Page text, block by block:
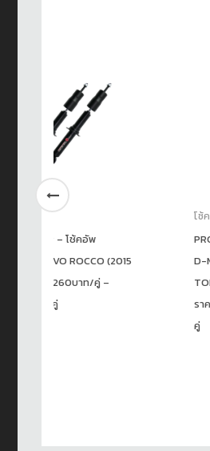
PROFENDER – โช้คอัพ ISUZU
D-MAX 4WD / HILANDER
TORSIONBAR (2005–2012)
ราคา 1,190บาท/คู่ – 18,200บาท/